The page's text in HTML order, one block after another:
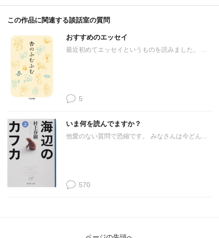
この作品に関連する談話室の質問
おすすめのエッセイ
最近初めてエッセイというものを読みました。 ...
5
いま何を読んでますか？
他愛のない質問で恐縮です。 みなさんは今どん...
570